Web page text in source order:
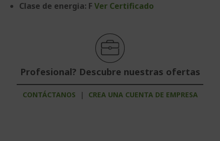
Clase de energia: F Ver Certificado
Profesional? Descubre nuestras ofertas
CONTÁCTANOS | CREA UNA CUENTA DE EMPRESA